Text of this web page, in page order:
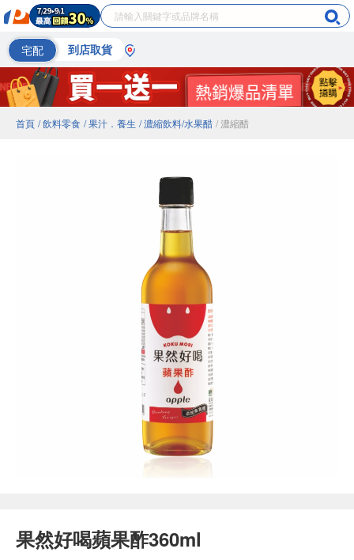
宅配 到店取貨
首頁 / 飲料零食 / 果汁．養生 / 濃縮飲料/水果醋 / 濃縮醋
果然好喝蘋果酢360ml